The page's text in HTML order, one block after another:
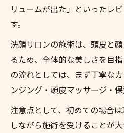
リュームが出た」といったレ
す。
洗顔サロンの施術は、頭皮と
るため、全体的な美しさを目
の流れとしては、まず丁寧な
ンジング・頭皮マッサージ・保
注意点として、初めての場合
しながら施術を受けることが